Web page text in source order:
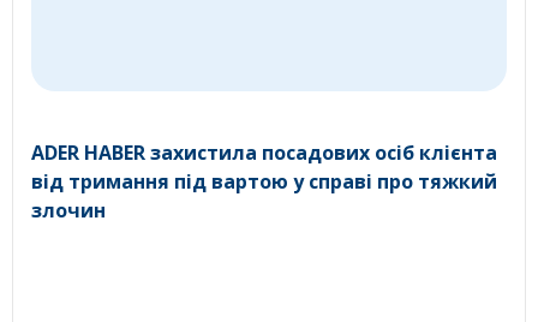
ADER HABER захистила посадових осіб клієнта
від тримання під вартою у справі про тяжкий
злочин